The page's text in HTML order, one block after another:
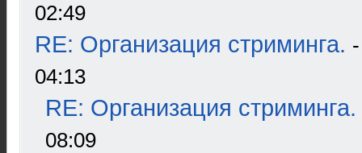
02:49
RE: Организация стриминга.
04:13
RE: Организация стриминга.
08:09